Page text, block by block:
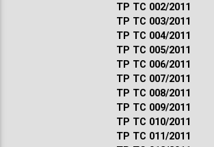
ТР ТС 002/2011
ТР ТС 003/2011
ТР ТС 004/2011
ТР ТС 005/2011
ТР ТС 006/2011
ТР ТС 007/2011
ТР ТС 008/2011
ТР ТС 009/2011
ТР ТС 010/2011
ТР ТС 011/2011